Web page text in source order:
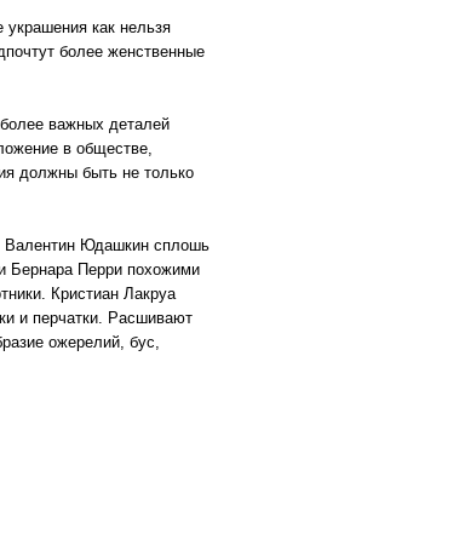
как нельзя
более женственные
важных деталей
в обществе,
должны быть не только
Валентин Юдашкин сплошь
Бернара Перри похожими
Кристиан Лакруа
и перчатки. Расшивают
ожерелий, бус,